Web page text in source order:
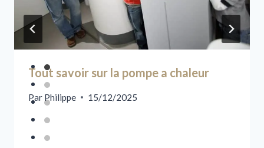
Tout savoir sur la pompe a chaleur
Par Philippe 15/12/2025